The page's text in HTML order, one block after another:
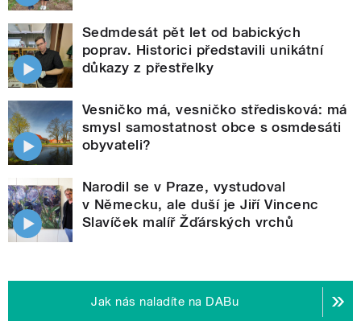
Sedmdesát pět let od babických
poprav. Historici představili unikátní
důkazy z přestřelky
Vesničko má, vesničko středisková: má
smysl samostatnost obce s osmdesáti
obyvateli?
Narodil se v Praze, vystudoval
v Německu, ale duší je Jiří Vincenc
Slavíček malíř Žďárských vrchů
Jak nás naladíte na DABu